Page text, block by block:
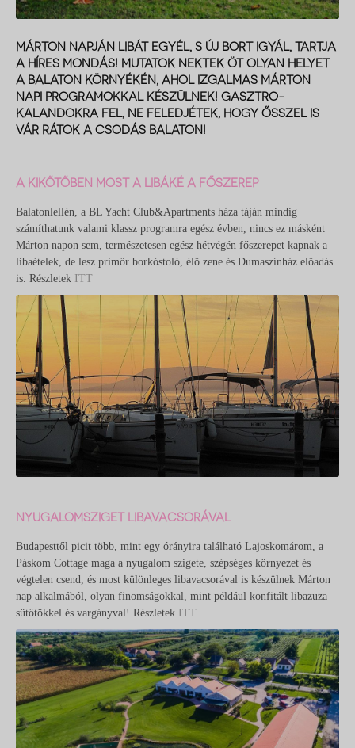
MÁRTON NAPJÁN LIBÁT EGYÉL, S ÚJ BORT IGYÁL, TARTJA
A HÍRES MONDÁS! MUTATOK NEKTEK ÖT OLYAN HELYET
A BALATON KÖRNYÉKÉN, AHOL IZGALMAS MÁRTON
NAPI PROGRAMOKKAL KÉSZÜLNEK! GASZTRO-
KALANDOKRA FEL, NE FELEDJÉTEK, HOGY ŐSSZEL IS
VÁR RÁTOK A CSODÁS BALATON!
A KIKŐTŐBEN MOST A LIBÁKÉ A FŐSZEREP
Balatonlellén, a BL Yacht Club&Apartments háza táján mindig
számíthatunk valami klassz programra egész évben, nincs ez másként
Márton napon sem, természetesen egész hétvégén főszerepet kapnak a
libaételek, de lesz primőr borkóstoló, élő zene és Dumaszínház előadás
is. Részletek ITT
NYUGALOMSZIGET LIBAVACSORÁVAL
Budapesttől picit több, mint egy órányira található Lajoskomárom, a
Páskom Cottage maga a nyugalom szigete, szépséges környezet és
végtelen csend, és most különleges libavacsorával is készülnek Márton
nap alkalmából, olyan finomságokkal, mint például konfitált libazuza
sütőtökkel és vargányval! Részletek ITT